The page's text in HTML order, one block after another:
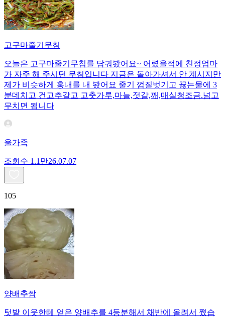
고구마줄기무침
오늘은 고구마줄기무침를 담궈봤어요~ 어렸을적에 친정엄마
가 자주 해 주시던 무침입니다 지금은 돌아가셔서 안 계시지만
제가 비슷하게 훙내를 내 봤어요 줄기 껍질벗기고 끓는물에 3
분데치고 건고추갈고 고춧가루,마늘,젓갈,깨,매실청조금.넘고
무치면 됩니다
울가족
조회수 1.1만26.07.07
105
양배추쌈
텃밭 이웃한테 얻은 양배추를 4등분해서 채반에 올려서 쪘습